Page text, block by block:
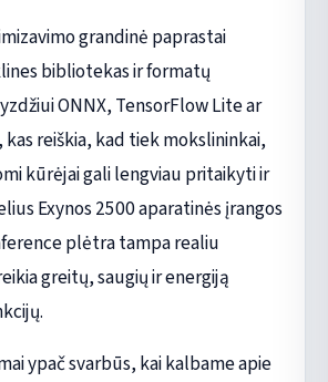
grandinė paprastai
bibliotekas ir formatų
ONNX, TensorFlow Lite ar
reiškia, kad tiek mokslininkai,
kūrėjai gali lengviau pritaikyti ir
Exynos 2500 aparatinės įrangos
plėtra tampa realiu
greitų, saugių ir energiją
ypač svarbūs, kai kalbame apie